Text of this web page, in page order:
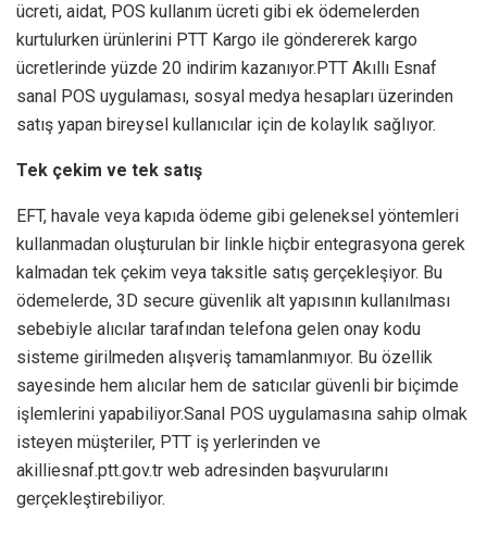
ücreti, aidat, POS kullanım ücreti gibi ek ödemelerden
kurtulurken ürünlerini PTT Kargo ile göndererek kargo
ücretlerinde yüzde 20 indirim kazanıyor.PTT Akıllı Esnaf
sanal POS uygulaması, sosyal medya hesapları üzerinden
satış yapan bireysel kullanıcılar için de kolaylık sağlıyor.
Tek çekim ve tek satış
EFT, havale veya kapıda ödeme gibi geleneksel yöntemleri
kullanmadan oluşturulan bir linkle hiçbir entegrasyona gerek
kalmadan tek çekim veya taksitle satış gerçekleşiyor. Bu
ödemelerde, 3D secure güvenlik alt yapısının kullanılması
sebebiyle alıcılar tarafından telefona gelen onay kodu
sisteme girilmeden alışveriş tamamlanmıyor. Bu özellik
sayesinde hem alıcılar hem de satıcılar güvenli bir biçimde
işlemlerini yapabiliyor.Sanal POS uygulamasına sahip olmak
isteyen müşteriler, PTT iş yerlerinden ve
akilliesnaf.ptt.gov.tr web adresinden başvurularını
gerçekleştirebiliyor.